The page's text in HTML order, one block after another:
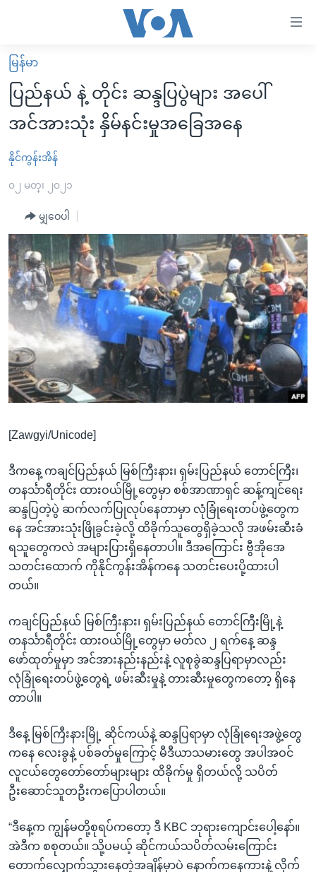
လွယ်ကူ
စေ
သည့်
များ
ပင်မ
ကျော်
ကြည့်
ရန်
ပင်မ
အ
ညွန်း
စာမျက်နှာ
သို့
ကျော်
ရန်
ရန်
နေရာ
သို့
ကျော်
ရန်
မူလစာမျက်နှာ
မြန်မာ
ကမ္ဘာ့သတင်းများ
နိုင်ငံတကာ
အစ္စရေး-ပါလက်စတိုင်း
ဗွီဒီယို
အင်္ဂလိပ်စာလေ့လာမယ်
အမေရိကန်သုံးအီဒီယံ
မကြေးမုံရဲ့ အင်္ဂလိပ်စာ
ရုပ်ရှင်ထဲက အင်္ဂလိပ်စာ
သုတပဒေသာ အင်္ဂလိပ်စာ
အပတ်စဉ်ကဏ္ဍများ
ရေဒီယို
တီဗွီ
ရေဒီယိုနှင့်ရုပ်သံ အချက်အလက်များ
ရေဒီယို/တီဗွီအစီအစဉ်
Learning English
ဗွီအိုအေ လူမှုကွန်ယက်များ
မြန်မာ
ပြည်နယ် နဲ့ တိုင်း ဆန္ဒပြပွဲများ အပေါ်
အင်အားသုံး နှိမ်နင်းမှုအခြေအနေ
နိုင်ကွန်းအိန်
၀၂ မတ္၊ ၂၀၂၁
မျှဝေပါ
[Zawgyi/Unicode]
ဒီကနေ့ ကချင်ပြည်နယ် မြစ်ကြီးနား၊ ရှမ်းပြည်နယ် တောင်ကြီး၊
တနင်္သာရီတိုင်း ထားဝယ်မြို့တွေမှာ စစ်အာဏာရှင် ဆန့်ကျင်ရေး
ဆန္ဒပြတဲ့ပွဲ ဆက်လက်ပြုလုပ်နေတာမှာ လုံခြုံရေးတပ်ဖွဲ့တွေက
နေ အင်အားသုံးဖြိုခွင်းခဲ့လို့ ထိခိုက်သူတွေရှိခဲ့သလို အဖမ်းဆီးခံ
ရသူတွေကလဲ အများပြားရှိနေတာပါ။ ဒီအကြောင်း ဗွီအိုအေ
သတင်းထောက် ကိုနိုင်ကွန်းအိန်ကနေ သတင်းပေးပို့ထားပါ
တယ်။
ကချင်ပြည်နယ် မြစ်ကြီးနား၊ ရှမ်းပြည်နယ် တောင်ကြီးမြို့နဲ့
တနင်္သာရီတိုင်း ထားဝယ်မြို့တွေမှာ မတ်လ ၂ ရက်နေ့ ဆန္ဒ
ဖော်ထုတ်မှုမှာ အင်အားနည်းနည်းနဲ့ လူစုခွဲဆန္ဒပြရာမှာလည်း
လုံခြုံရေးတပ်ဖွဲ့တွေရဲ့ ဖမ်းဆီးမှုနဲ့ တားဆီးမှုတွေကတော့ ရှိနေ
တာပါ။
ဒီနေ့ မြစ်ကြီးနားမြို့ ဆိုင်ကယ်နဲ့ ဆန္ဒပြရာမှာ လုံခြုံရေးအဖွဲ့တွေ
ကနေ လေးခွနဲ့ ပစ်ခတ်မှုကြောင့် မီဒီယာသမားတွေ အပါအဝင်
လူငယ်တွေတော်တော်များများ ထိခိုက်မှု ရှိတယ်လို့ သပိတ်
ဦးဆောင်သူတဦးကပြောပါတယ်။
“ဒီနေ့က ကျွန်မတို့စုရပ်ကတော့ ဒီ KBC ဘုရားကျောင်းပေါ့နော်။
အဲဒီက စစုတယ်။ သို့ပမယ့် ဆိုင်ကယ်သပိတ်လမ်းကြောင်း
တောက်လျှောက်သွားနေတဲ့အချိန်မှာပဲ နောက်ကနေကားနဲ့ လိုက်